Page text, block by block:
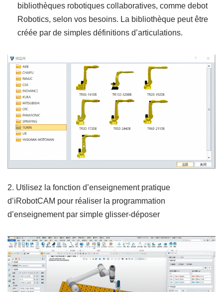
bibliothèques robotiques collaboratives, comme debot
Robotics, selon vos besoins. La bibliothèque peut être
créée par de simples définitions d’articulations.
2. Utilisez la fonction d’enseignement pratique
d’iRobotCAM pour réaliser la programmation
d’enseignement par simple glisser-déposer